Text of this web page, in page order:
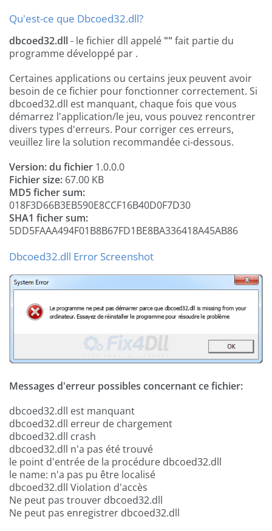
Qu'est-ce que Dbcoed32.dll?
dbcoed32.dll- le fichier dll appelé "" fait partie du
programme développé par .
Certaines applications ou certains jeux peuvent avoir
besoin de ce fichier pour fonctionner correctement. Si
dbcoed32.dll est manquant, chaque fois que vous
démarrez l'application/le jeu, vous pouvez rencontrer
divers types d'erreurs. Pour corriger ces erreurs,
veuillez lire la solution recommandée ci-dessous.
Version: du fichier 1.0.0.0
Fichier size: 67.00 KB
MD5 ficher sum:
018F3D66B3EB590E8CCF16B40D0F7D30
SHA1 ficher sum:
5DD5FAAA494F01B8B67FD1BE8BA336418A45AB86
Dbcoed32.dll Error Screenshot
Messages d'erreur possibles concernant ce fichier:
dbcoed32.dll est manquant
dbcoed32.dll erreur de chargement
dbcoed32.dll crash
dbcoed32.dll n'a pas été trouvé
le point d'entrée de la procédure dbcoed32.dll
le name: n'a pas pu être localisé
dbcoed32.dll Violation d'accès
Ne peut pas trouver dbcoed32.dll
Ne peut pas enregistrer dbcoed32.dll